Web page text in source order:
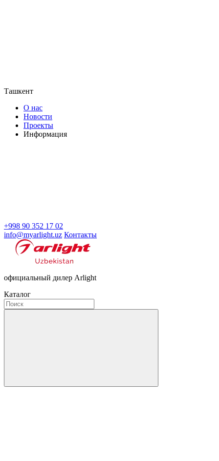
Ташкент
О нас
Новости
Проекты
Информация
+998 90 352 17 02
info@myarlight.uz Контакты
официальный дилер Arlight
Каталог